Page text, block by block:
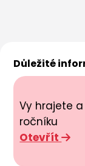
Důležité
Vy hrajete
ročníku
Otevřít